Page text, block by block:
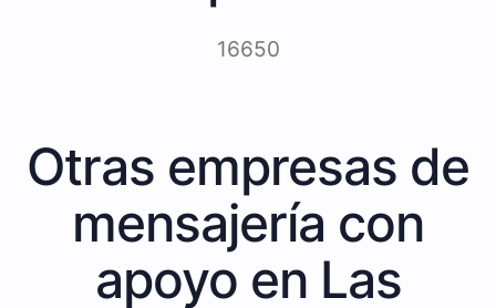
16650
Otras empresas de
mensajería con
apoyo en Las